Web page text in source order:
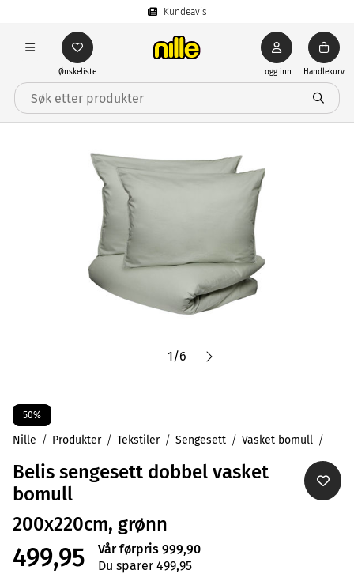
Kundeavis
Ønskeliste Logg inn Handlekurv
1/6
50%
Nille Produkter Tekstiler Sengesett Vasket bomull
Belis sengesett dobbel vasket
bomull
200x220cm, grønn
499,95
Vår førpris 999,90
Du sparer 499,95